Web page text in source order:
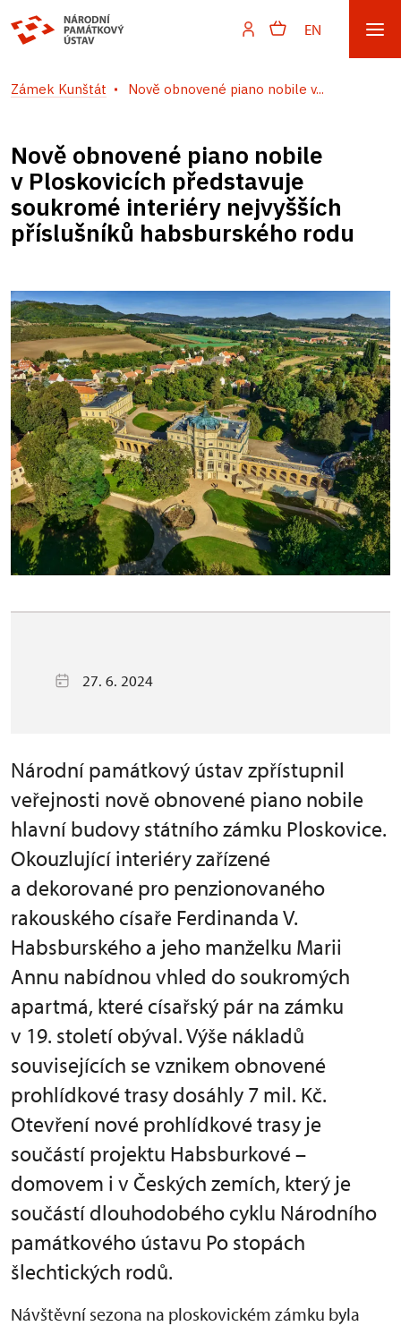
EN
Zámek Kunštát Nově obnovené piano nobile v...
Nově obnovené piano nobile
v Ploskovicích představuje
soukromé interiéry nejvyšších
příslušníků habsburského rodu
27. 6. 2024
Národní památkový ústav zpřístupnil
veřejnosti nově obnovené piano nobile
hlavní budovy státního zámku Ploskovice.
Okouzlující interiéry zařízené
a dekorované pro penzionovaného
rakouského císaře Ferdinanda V.
Habsburského a jeho manželku Marii
Annu nabídnou vhled do soukromých
apartmá, které císařský pár na zámku
v 19. století obýval. Výše nákladů
souvisejících se vznikem obnovené
prohlídkové trasy dosáhly 7 mil. Kč.
Otevření nové prohlídkové trasy je
součástí projektu Habsburkové –
domovem i v Českých zemích, který je
součástí dlouhodobého cyklu Národního
památkového ústavu Po stopách
šlechtických rodů.
Návštěvní sezona na ploskovickém zámku byla